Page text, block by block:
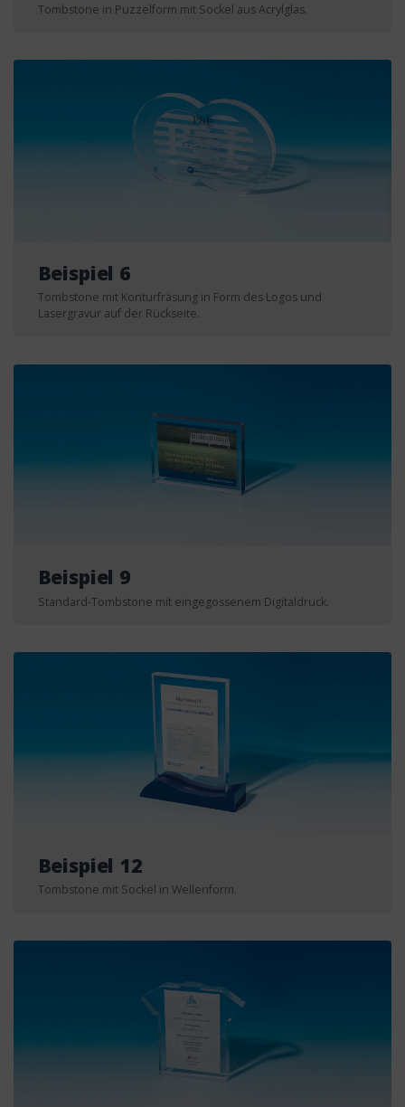
Tombstone in Puzzelform mit Sockel aus Acrylglas.
Beispiel 6
Tombstone mit Konturfräsung in Form des Logos und
Lasergravur auf der Rückseite.
Beispiel 9
Standard-Tombstone mit eingegossenem Digitaldruck.
Beispiel 12
Tombstone mit Sockel in Wellenform.